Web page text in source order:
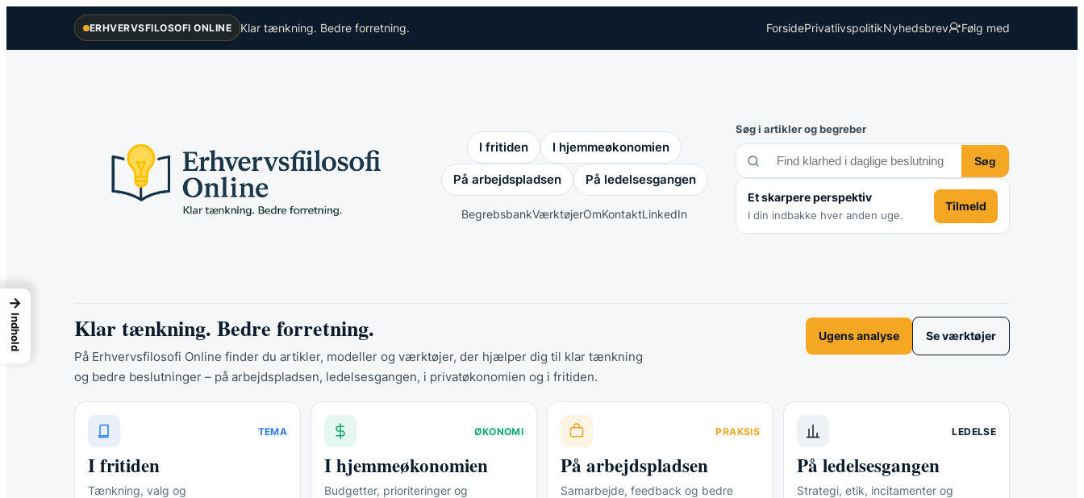
ERHVERVSFILOSOFI ONLINE Klar tænkning. Bedre forretning. ForsidePrivatlivspolitikNyhedsbrev Følg med
I fritiden I hjemmeøkonomien
På arbejdspladsen På ledelsesgangen
BegrebsbankVærktøjerOmKontaktLinkedIn
Søg i artikler og begreber
Søg
Et skarpere perspektiv
I din indbakke hver anden uge.
Tilmeld
Klar tænkning. Bedre forretning.
På Erhvervsfilosofi Online finder du artikler, modeller og værktøjer, der hjælper dig til klar tænkning
og bedre beslutninger – på arbejdspladsen, ledelsesgangen, i privatøkonomien og i fritiden.
Ugens analyse Se værktøjer
TEMA
I fritiden
Tænkning, valg og
ØKONOMI
I hjemmeøkonomien
Budgetter, prioriteringer og
PRAKSIS
På arbejdspladsen
Samarbejde, feedback og bedre
LEDELSE
På ledelsesgangen
Strategi, etik, incitamenter og
→
Indhold